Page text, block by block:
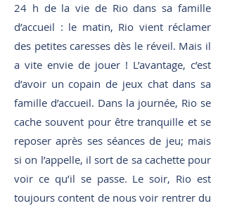
24 h de la vie de Rio dans sa famille
d’accueil : le matin, Rio vient réclamer
des petites caresses dès le réveil. Mais il
a vite envie de jouer ! L’avantage, c’est
d’avoir un copain de jeux chat dans sa
famille d’accueil. Dans la journée, Rio se
cache souvent pour être tranquille et se
reposer après ses séances de jeu; mais
si on l’appelle, il sort de sa cachette pour
voir ce qu’il se passe. Le soir, Rio est
toujours content de nous voir rentrer du